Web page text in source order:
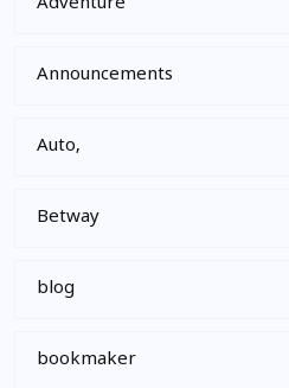
Announcements
Auto,
Betway
blog
bookmaker